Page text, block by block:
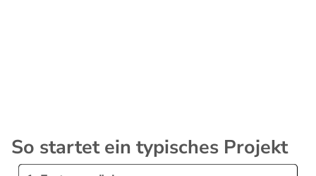
So startet ein typisches Projekt